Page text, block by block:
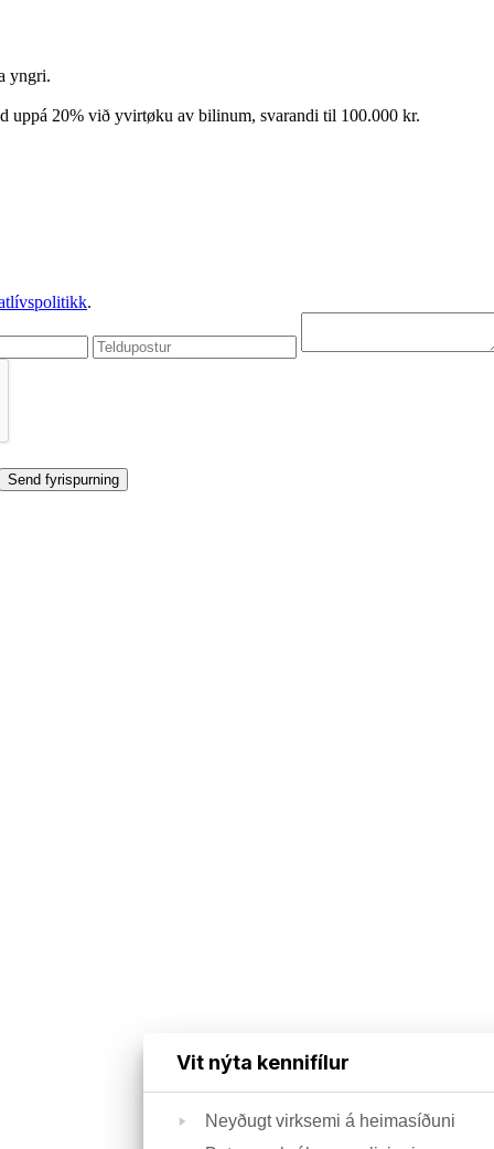
yngri.
20% við yvirtøku av bilinum, svarandi til 100.000 kr.
.
Vit nýta kennifílur
Neyðugt virksemi á heimasíðuni